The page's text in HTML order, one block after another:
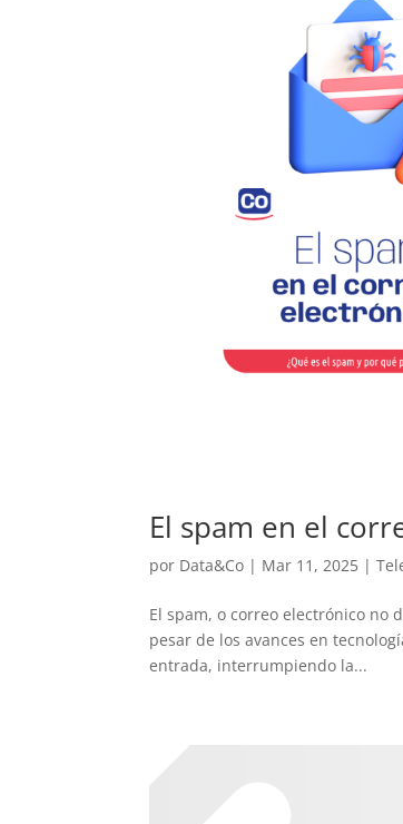
El spam en el
por Data&Co | Mar 11, 2025 |
El spam, o correo electrónico no
pesar de los avances en
entrada, interrumpiendo la...